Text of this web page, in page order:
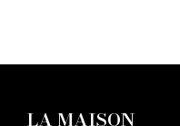
LA MAISON